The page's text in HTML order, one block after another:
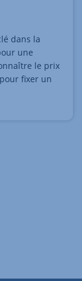
dans la
une
le prix
fixer un